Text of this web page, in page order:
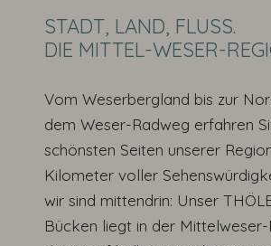
STADT, LAND, FLUSS.
DIE MITTEL-WESER-
Vom Weserbergland bis zur
dem Weser-Radweg erfahren
schönsten Seiten unserer
Kilometer voller
wir sind mittendrin: Unser
Bücken liegt in der Mittelweser-